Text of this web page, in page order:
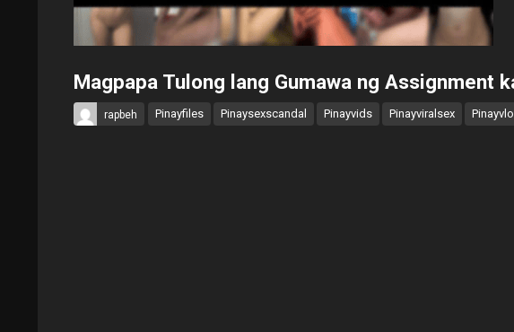
Magpapa Tulong lang Gumawa ng Assignment
rapbeh Pinayfiles Pinaysexscandal Pinayvids Pinayviralsex